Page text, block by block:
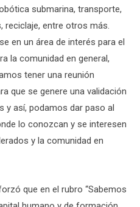
submarina, transporte,
reciclaje, entre otros más.
en un área de interés para el
la comunidad en general,
tener una reunión
que se genere una validación
así, podamos dar paso al
lo conozcan y se interesen
y la comunidad en
que en el rubro “Sabemos